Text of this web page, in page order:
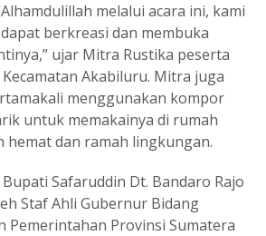
melalui acara ini, kami
berkreasi dan membuka
ujar Mitra Rustika peserta
Akabiluru. Mitra juga
menggunakan kompor
untuk memakainya di rumah
hemat dan ramah lingkungan.
Safaruddin Dt. Bandaro Rajo
Staf Ahli Gubernur Bidang
Pemerintahan Provinsi Sumatera